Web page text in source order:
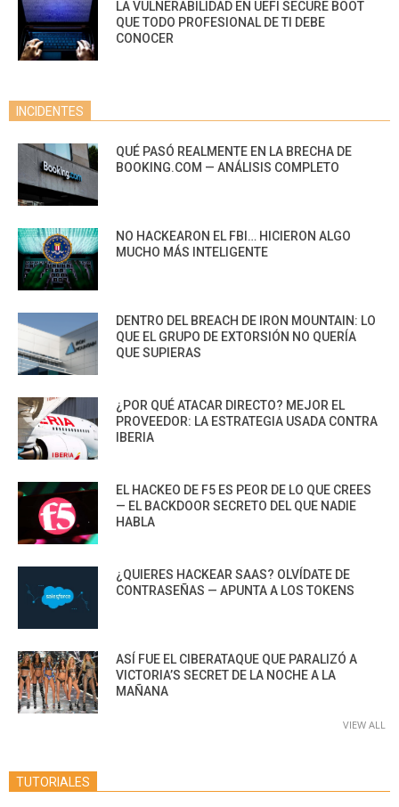
LA VULNERABILIDAD EN UEFI SECURE BOOT
QUE TODO PROFESIONAL DE TI DEBE
CONOCER
INCIDENTES
QUÉ PASÓ REALMENTE EN LA BRECHA DE
BOOKING.COM — ANÁLISIS COMPLETO
NO HACKEARON EL FBI… HICIERON ALGO
MUCHO MÁS INTELIGENTE
DENTRO DEL BREACH DE IRON MOUNTAIN: LO
QUE EL GRUPO DE EXTORSIÓN NO QUERÍA
QUE SUPIERAS
¿POR QUÉ ATACAR DIRECTO? MEJOR EL
PROVEEDOR: LA ESTRATEGIA USADA CONTRA
IBERIA
EL HACKEO DE F5 ES PEOR DE LO QUE CREES
— EL BACKDOOR SECRETO DEL QUE NADIE
HABLA
¿QUIERES HACKEAR SAAS? OLVÍDATE DE
CONTRASEÑAS — APUNTA A LOS TOKENS
ASÍ FUE EL CIBERATAQUE QUE PARALIZÓ A
VICTORIA’S SECRET DE LA NOCHE A LA
MAÑANA
VIEW ALL
TUTORIALES